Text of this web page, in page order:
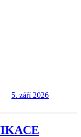
5. září 2026